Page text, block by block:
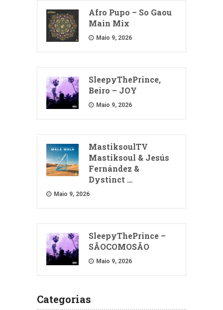
Afro Pupo – So Gaou
Main Mix
Maio 9, 2026
SleepyThePrince,
Beiro – JOY
Maio 9, 2026
MastiksoulTV
Mastiksoul & Jesús
Fernández &
Dystinct …
Maio 9, 2026
SleepyThePrince –
SÃOCOMOSÃO
Maio 9, 2026
Categorias